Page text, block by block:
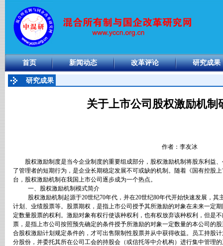
首页 新闻动态 改革评论 研究成果
研究成果
关于上市公司股权激励机制
作者：李友冰
股权激励制度是当今企业制度的重要组成部分，股权激励机制将股东利益、
了管理者的短期行为，是企业长期稳定发展不可或缺的机制。随着《国有控股
台，股权激励机制在我国上市公司逐步成为一个热点。
一、股权激励机制模式简介
股权激励机制起源于20世纪70年代，并在20世纪80年代开始快速发展，其
计划、业绩股票等。股票期权，是指上市公司授予其所激励的对象在未来一定
定数量股票的权利。激励对象有权行使该种权利，也有权放弃该种权利，但是
票，是指上市公司按照预先确定的条件授予所激励的对象一定数量的本公司的
合股权激励计划规定条件的，才可出售限制性股票并从中获得收益。员工持股
分股份，并委托其所在公司工会的持股会（或信托等中介机构）进行集中管理